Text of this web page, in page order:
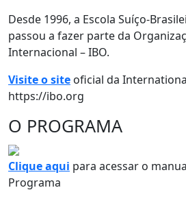
Desde 1996, a Escola Suíço-
passou a fazer parte da
Internacional – IBO.
Visite o site oficial da
https://ibo.org
O PROGRAMA
Clique aqui para acessar o
Programa